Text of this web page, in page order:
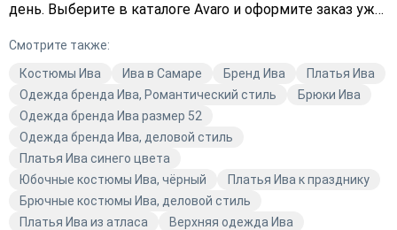
день. Выберите в каталоге Avaro и оформите заказ уже
Смотрите также:
Костюмы Ива
Ива в Самаре Бренд Ива
Платья Ива
Одежда бренда Ива, Романтический стиль
Брюки Ива
Одежда бренда Ива размер 52
Одежда бренда Ива, деловой стиль
Платья Ива синего цвета
Юбочные костюмы Ива, чёрный
Платья Ива к празднику
Брючные костюмы Ива, деловой стиль
Платья Ива из атласа
Верхняя одежда Ива